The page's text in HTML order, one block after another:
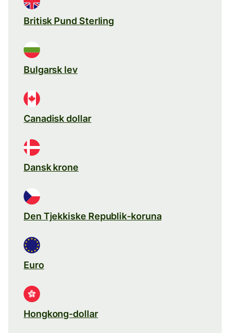
Britisk Pund Sterling
Bulgarsk lev
Canadisk dollar
Dansk krone
Den Tjekkiske Republik-koruna
Euro
Hongkong-dollar